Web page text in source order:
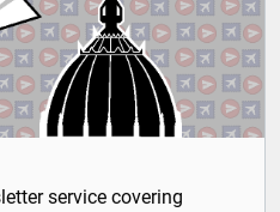
service covering